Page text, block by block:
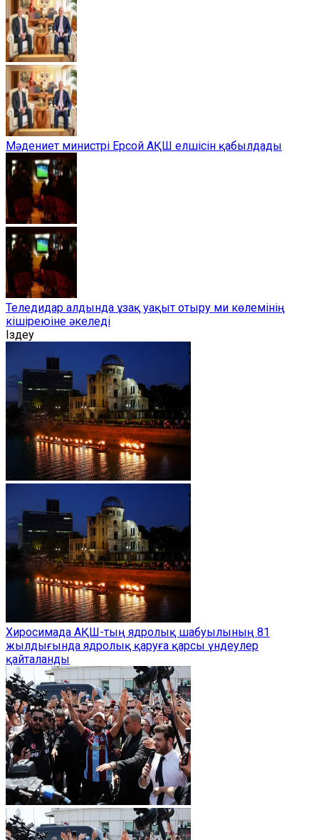
Мәдениет министрі Ерсой АҚШ елшісін қабылдады
Теледидар алдында ұзақ уақыт отыру ми көлемінің
кішіреюіне әкеледі
Іздеу
Хиросимада АҚШ-тың ядролық шабуылының 81
жылдығында ядролық қаруға қарсы үндеулер
қайталанды